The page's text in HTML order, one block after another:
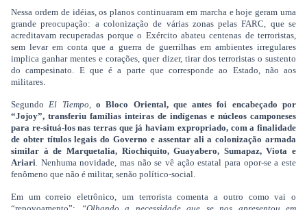
Nessa ordem de idéias, os planos continuaram em marcha e hoje geram uma
grande preocupação: a colonização de várias zonas pelas FARC, que se
acreditavam recuperadas porque o Exército abateu centenas de terroristas,
sem levar em conta que a guerra de guerrilhas em ambientes irregulares
implica ganhar mentes e corações, quer dizer, tirar dos terroristas o sustento
do campesinato. E que é a parte que corresponde ao Estado, não aos
militares.
SegundoEl Tiempo, o Bloco Oriental, que antes foi encabeçado por
“Jojoy”, transferiu famílias inteiras de indígenas e núcleos camponeses
para re-situá-los nas terras que já haviam expropriado, com a finalidade
de obter títulos legais do Governo e assentar ali a colonização armada
similar à de Marquetalia, Riochiquito, Guayabero, Sumapaz, Viota e
Ariari. Nenhuma novidade, mas não se vê ação estatal para opor-se a este
fenômeno que não é militar, senão político-social.
Em um correio eletrônico, um terrorista comenta a outro como vai o